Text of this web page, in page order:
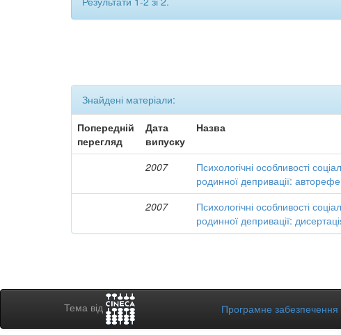
Знайдені матеріали:
Попередній
перегляд
Дата
випуску
Назва
2007
Психологічні особливості
родинної депривації:
2007
Психологічні особливості
родинної депривації:
Тема від Програмне